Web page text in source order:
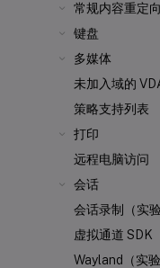
常规内容重定向
键盘
多媒体
未加入域的
策略支持列表
打印
远程电脑访问
会话
会话录制（实验
虚拟通道 SDK
Wayland（实验